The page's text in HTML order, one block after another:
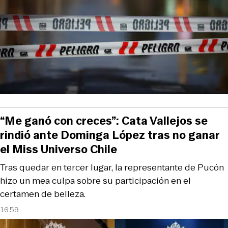
16:59
Tras quedar en tercer lugar, la representante de Pucón
hizo un mea culpa sobre su participación en el
certamen de belleza.
“Me ganó con creces”: Cata Vallejos se
rindió ante Dominga López tras no ganar
el Miss Universo Chile